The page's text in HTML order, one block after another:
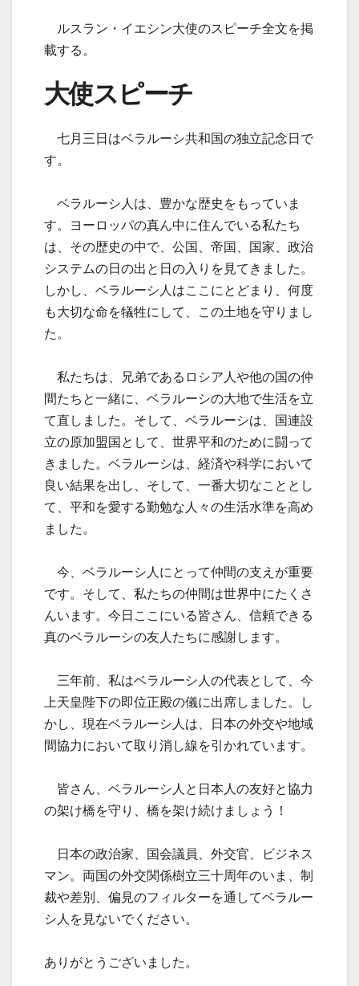
ルスラン・イエシン大使のスピーチ全文を掲
載する。
大使スピーチ
七月三日はベラルーシ共和国の独立記念日で
す。
ベラルーシ人は、豊かな歴史をもっていま
す。ヨーロッパの真ん中に住んでいる私たち
は、その歴史の中で、公国、帝国、国家、政治
システムの日の出と日の入りを見てきました。
しかし、ベラルーシ人はここにとどまり、何度
も大切な命を犠牲にして、この土地を守りまし
た。
私たちは、兄弟であるロシア人や他の国の仲
間たちと一緒に、ベラルーシの大地で生活を立
て直しました。そして、ベラルーシは、国連設
立の原加盟国として、世界平和のために闘って
きました。ベラルーシは、経済や科学において
良い結果を出し、そして、一番大切なこととし
て、平和を愛する勤勉な人々の生活水準を高め
ました。
今、ベラルーシ人にとって仲間の支えが重要
です。そして、私たちの仲間は世界中にたくさ
んいます。今日ここにいる皆さん、信頼できる
真のベラルーシの友人たちに感謝します。
三年前、私はベラルーシ人の代表として、今
上天皇陛下の即位正殿の儀に出席しました。し
かし、現在ベラルーシ人は、日本の外交や地域
間協力において取り消し線を引かれています。
皆さん、ベラルーシ人と日本人の友好と協力
の架け橋を守り、橋を架け続けましょう！
日本の政治家、国会議員、外交官、ビジネス
マン。両国の外交関係樹立三十周年のいま、制
裁や差別、偏見のフィルターを通してベラルー
シ人を見ないでください。
ありがとうございました。